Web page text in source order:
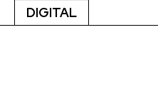
DIGITAL